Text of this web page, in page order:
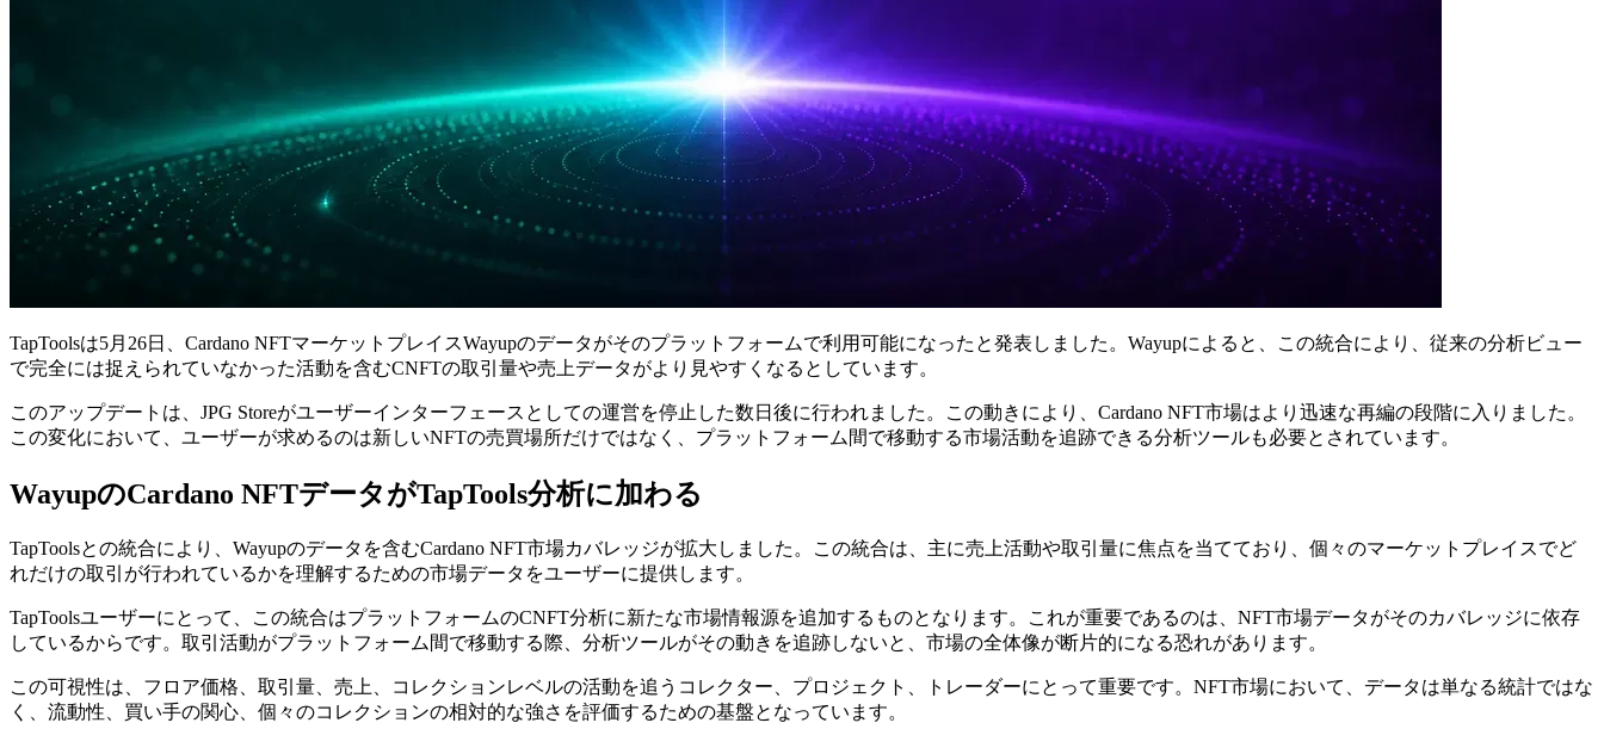
TapToolsは5月26日、Cardano NFTマーケットプレイスWayupのデータがそのプラットフォームで利用可能になったと発表しました。Wayupによると、この統合により、従来の分析ビュー
で完全には捉えられていなかった活動を含むCNFTの取引量や売上データがより見やすくなるとしています。
このアップデートは、JPG Storeがユーザーインターフェースとしての運営を停止した数日後に行われました。この動きにより、Cardano NFT市場はより迅速な再編の段階に入りました。
この変化において、ユーザーが求めるのは新しいNFTの売買場所だけではなく、プラットフォーム間で移動する市場活動を追跡できる分析ツールも必要とされています。
WayupのCardano NFTデータがTapTools分析に加わる
TapToolsとの統合により、Wayupのデータを含むCardano NFT市場カバレッジが拡大しました。この統合は、主に売上活動や取引量に焦点を当てており、個々のマーケットプレイスでど
れだけの取引が行われているかを理解するための市場データをユーザーに提供します。
TapToolsユーザーにとって、この統合はプラットフォームのCNFT分析に新たな市場情報源を追加するものとなります。これが重要であるのは、NFT市場データがそのカバレッジに依存
しているからです。取引活動がプラットフォーム間で移動する際、分析ツールがその動きを追跡しないと、市場の全体像が断片的になる恐れがあります。
この可視性は、フロア価格、取引量、売上、コレクションレベルの活動を追うコレクター、プロジェクト、トレーダーにとって重要です。NFT市場において、データは単なる統計ではな
く、流動性、買い手の関心、個々のコレクションの相対的な強さを評価するための基盤となっています。